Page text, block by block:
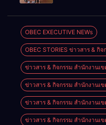
ต้นแบบ”
ระดับประเทศ
รุ่นที่ 3 ประจำ
ปีงบประมาณ
พ.ศ. 2569
ปากพนัง
OBEC EXECUTIVE NEWs
OBEC STORIES ข่าวสาร & กิจ
ข่าวสาร & กิจกรรม สำนักงานเ
ข่าวสาร & กิจกรรม สำนักงาน
ข่าวสาร & กิจกรรม สำนักงาน
ข่าวสาร & กิจกรรม สำนักงาน